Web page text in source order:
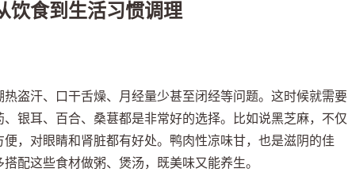
饮食到生活习惯调理
盗汗、口干舌燥、月经量少甚至闭经等问题。这时候就需要
银耳、百合、桑葚都是非常好的选择。比如说黑芝麻，不仅
，对眼睛和肾脏都有好处。鸭肉性凉味甘，也是滋阴的佳
配这些食材做粥、煲汤，既美味又能养生。